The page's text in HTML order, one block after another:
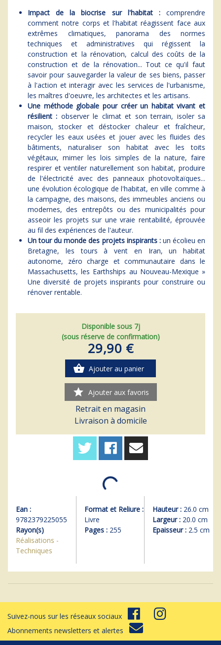
Impact de la biocrise sur l'habitat : comprendre
comment notre corps et l'habitat réagissent face aux
extrêmes climatiques, panorama des normes
techniques et administratives qui régissent la
construction et la rénovation, calcul des coûts de la
construction et de la rénovation... Tout ce qu'il faut
savoir pour sauvegarder la valeur de ses biens, passer
à l'action et interagir avec les services de l'urbanisme,
les maîtres d'oeuvre, les architectes et les artisans.
Une méthode globale pour créer un habitat vivant et
résilient : observer le climat et son terrain, isoler sa
maison, stocker et déstocker chaleur et fraîcheur,
recycler les eaux usées et jouer avec les fluides des
bâtiments, naturaliser son habitat avec les toits
végétaux, mimer les lois simples de la nature, faire
respirer et ventiler naturellement son habitat, produire
de l'électricité avec des panneaux photovoltaïques...
une évolution écologique de l'habitat, en ville comme à
la campagne, des maisons, des immeubles anciens ou
modernes, des entrepôts ou des municipalités pour
asseoir les projets sur une vraie rentabilité, éprouvée
au fil des expériences de l'auteur.
Un tour du monde des projets inspirants : un écolieu en
Bretagne, les tours à vent en Iran, un habitat
autonome, zéro charge et communautaire dans le
Massachusetts, les Earthships au Nouveau-Mexique »
Une diversité de projets inspirants pour construire ou
rénover rentable.
Disponible sous 7j
(sous réserve de confirmation)
29,90 €
shopping_basket Ajouter au panier
star Ajouter aux favoris
Retrait en magasin
Livraison à domicile
Ean :
9782379225055
Rayon(s)
Réalisations -
Techniques
Format et Reliure :
Livre
Pages :255
Hauteur : 26.0 cm
Largeur : 20.0 cm
Epaisseur : 2.5 cm
Suivez-nous sur les réseaux sociaux
Abonnements newsletters et alertes